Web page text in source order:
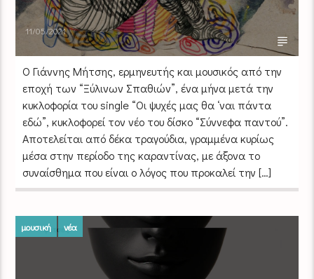
11/05/2021
Ο Γιάννης Μήτσης, ερμηνευτής και μουσικός από την
εποχή των “Ξύλινων Σπαθιών”, ένα μήνα μετά την
κυκλοφορία του single “Οι ψυχές μας θα ‘ναι πάντα
εδώ”, κυκλοφορεί τον νέο του δίσκο “Σύννεφα παντού”.
Αποτελείται από δέκα τραγούδια, γραμμένα κυρίως
μέσα στην περίοδο της καραντίνας, με άξονα το
συναίσθημα που είναι ο λόγος που προκαλεί την […]
μουσική νέα